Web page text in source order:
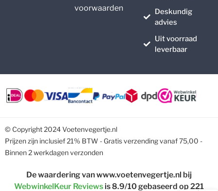
voorwaarden
Deskundig
advies
Uit voorraad
leverbaar
© Copyright 2024 Voetenvegertje.nl
Prijzen zijn inclusief 21% BTW - Gratis verzending vanaf 75,00 -
Binnen 2 werkdagen verzonden
De waardering van www.voetenvegertje.nl bij
WebwinkelKeur Reviews is 8.9/10 gebaseerd op 221